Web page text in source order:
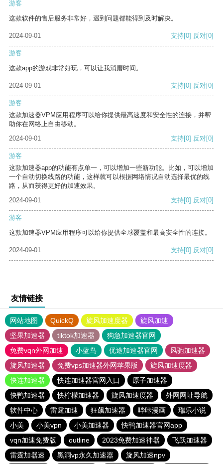
游客
这款软件的售后服务非常好，遇到问题都能得到及时解决。
2024-09-01 支持[0] 反对[0]
游客
这款app的游戏非常好玩，可以让我消磨时间。
2024-09-01 支持[0] 反对[0]
游客
这款加速器VPM应用程序可以给你提供最高速度和安全性的连接，并帮
助你在网络上自由移动。
2024-09-01
支持[0] 反对[0]
游客
这款加速器app的功能有点单一，可以增加一些新功能。比如，可以增加
一个自动切换线路的功能，这样就可以根据网络情况自动选择最优的线
路，从而获得更好的加速效果。
2024-09-01
支持[0] 反对[0]
游客
这款加速器VPM应用程序可以给你提供全球覆盖和最高安全性的连接。
2024-09-01 支持[0] 反对[0]
友情链接
网站地图 QuickQ 旋风加速度器
旋风加速
坚果加速器
tiktok加速器
狗急加速器官网
免费vqn外网加速
小蓝鸟 优途加速器官网
风驰加速器
旋风加速器
免费vps加速器外网苹果版
旋风加速度器
快连加速器
快连加速器官网入口
原子加速器
快鸭加速器
快柠檬加速器 旋风加速度器
外网网址导航
软件中心
雷霆加速 狂飙加速器 哔咔漫画
瑞乐小说
小美
小美vpn 小美加速器
快鸭加速器官网app
vqn加速免费版
outline 2023免费加速神器
飞跃加速器
雷霆加器速
黑洞vp永久加速器 旋风加速npv